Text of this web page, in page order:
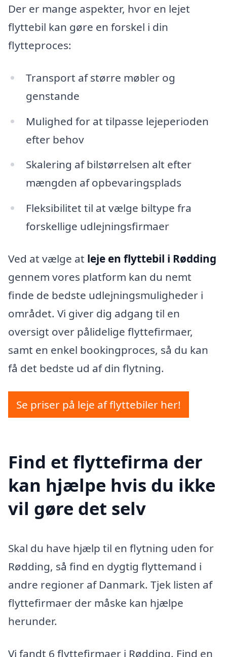
Der er mange aspekter, hvor en lejet
flyttebil kan gøre en forskel i din
flytteproces:
Transport af større møbler og
genstande
Mulighed for at tilpasse lejeperioden
efter behov
Skalering af bilstørrelsen alt efter
mængden af opbevaringsplads
Fleksibilitet til at vælge biltype fra
forskellige udlejningsfirmaer
Ved at vælge at leje en flyttebil i Rødding
gennem vores platform kan du nemt
finde de bedste udlejningsmuligheder i
området. Vi giver dig adgang til en
oversigt over pålidelige flyttefirmaer,
samt en enkel bookingproces, så du kan
få det bedste ud af din flytning.
Se priser på leje af flyttebiler her!
Find et flyttefirma der
kan hjælpe hvis du ikke
vil gøre det selv
Skal du have hjælp til en flytning uden for
Rødding, så find en dygtig flyttemand i
andre regioner af Danmark. Tjek listen af
flyttefirmaer der måske kan hjælpe
herunder.
Vi fandt 6 flyttefirmaer i Rødding. Find en